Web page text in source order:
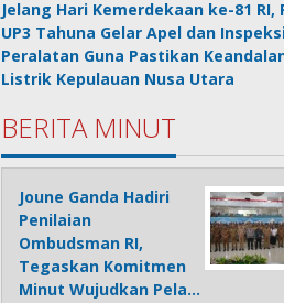
Jelang Hari Kemerdekaan ke-81 RI,
UP3 Tahuna Gelar Apel dan
Peralatan Guna Pastikan
Listrik Kepulauan Nusa Utara
BERITA MINUT
Joune Ganda Hadiri
Penilaian
Ombudsman RI,
Tegaskan Komitmen
Minut Wujudkan Pela…